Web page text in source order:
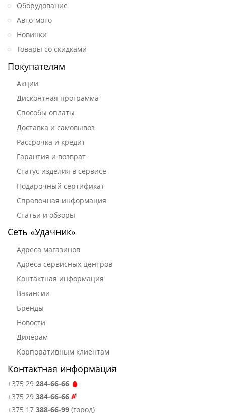
Оборудование
Авто-мото
Новинки
Товары со скидками
Покупателям
Акции
Дисконтная программа
Способы оплаты
Доставка и самовывоз
Рассрочка и кредит
Гарантия и возврат
Статус изделия в сервисе
Подарочный сертификат
Справочная информация
Статьи и обзоры
Сеть «Удачник»
Адреса магазинов
Адреса сервисных центров
Контактная информация
Вакансии
Бренды
Новости
Дилерам
Корпоративным клиентам
Контактная информация
+375 29 284-66-66
+375 29 384-66-66
+375 17 388-66-99 (город)